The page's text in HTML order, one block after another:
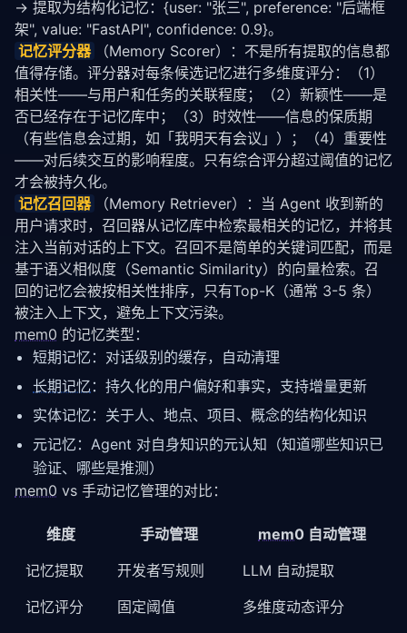
→ 提取为结构化记忆：{user: "张三", preference: "后端框
架", value: "FastAPI", confidence: 0.9}。
记忆评分器
（Memory Scorer）：不是所有提取的信息都
值得存储。评分器对每条候选记忆进行多维度评分：（1）
相关性——与用户和任务的关联程度；（2）新颖性——是
否已经存在于记忆库中；（3）时效性——信息的保质期
（有些信息会过期，如「我明天有会议」）；（4）重要性
——对后续交互的影响程度。只有综合评分超过阈值的记忆
才会被持久化。
记忆召回器
（Memory Retriever）：当 Agent 收到新的
用户请求时，召回器从记忆库中检索最相关的记忆，并将其
注入当前对话的上下文。召回不是简单的关键词匹配，而是
基于语义相似度（Semantic Similarity）的向量检索。召
回的记忆会被按相关性排序，只有Top-K（通常 3-5 条）
被注入上下文，避免上下文污染。
mem0 的记忆类型：
短期记忆：对话级别的缓存，自动清理
长期记忆 ：持久化的用户偏好和事实，支持增量更新
实体记忆：关于人、地点、项目、概念的结构化知识
元记忆：Agent 对自身知识的元认知（知道哪些知识已
验证、哪些是推测）
mem0 vs 手动记忆管理的对比：
维度 手动管理 mem0 自动管理
记忆提取
开发者写规则
LLM 自动提取
记忆评分
固定阈值
多维度动态评分